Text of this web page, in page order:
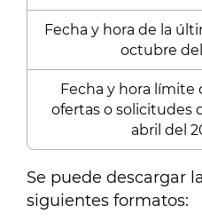
Fecha y hora de la
octubre del
Fecha y hora límite
ofertas o solicitudes
abril del
Se puede descargar
siguientes formatos: